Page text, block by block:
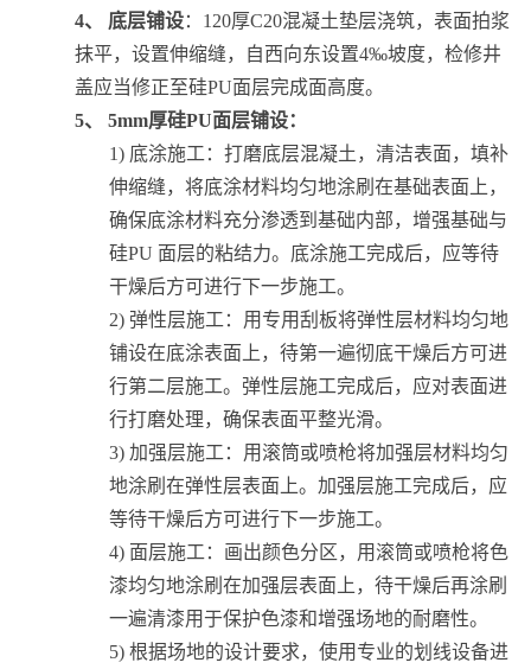
4、 底层铺设：120厚C20混凝土垫层浇筑，表面拍浆
抹平，设置伸缩缝，自西向东设置4‰坡度，检修井
盖应当修正至硅PU面层完成面高度。
5、 5mm厚硅PU面层铺设：
1) 底涂施工：打磨底层混凝土，清洁表面，填补
伸缩缝， 将底涂材料均匀地涂刷在基础表面上，
确保底涂材料充分渗透到基础内部，增强基础与
硅PU 面层的粘结力。底涂施工完成后，应等待
干燥后方可进行下一步施工。
2) 弹性层施工： 用专用刮板将弹性层材料均匀地
铺设在底涂表面上， 待第一遍彻底干燥后方可进
行第二层施工。弹性层施工完成后，应对表面进
行打磨处理，确保表面平整光滑。
3) 加强层施工： 用滚筒或喷枪将加强层材料均匀
地涂刷在弹性层表面上。加强层施工完成后，应
等待干燥后方可进行下一步施工。
4) 面层施工：画出颜色分区， 用滚筒或喷枪将色
漆均匀地涂刷在加强层表面上 ，待干燥后再涂刷
一遍清漆用于保护色漆和增强场地的耐磨性。
5) 根据场地的设计要求，使用专业的划线设备进